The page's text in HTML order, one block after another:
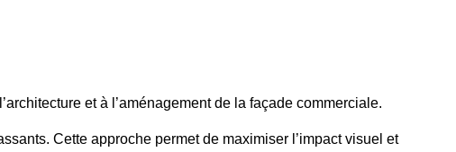
et à l’aménagement de la façade commerciale.
Cette approche permet de maximiser l’impact visuel et